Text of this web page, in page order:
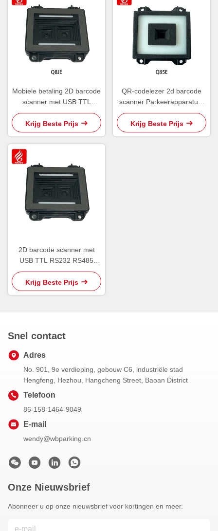
Mobiele betaling 2D barcode
scanner met USB TTL
RS232 RS485 interface
parkeerapparatuur
Krijg Beste Prijs
QR-codelezer 2d barcode
scanner Parkeerapparatuur
USB TTL RS232 RS485
Interface
Krijg Beste Prijs
2D barcode scanner met
USB TTL RS232 RS485
interface parkeerapparatuur
Krijg Beste Prijs
Snel contact
Adres
No. 901, 9e verdieping, gebouw C6, industriële stad
Hengfeng, Hezhou, Hangcheng Street, Baoan District
Telefoon
86-158-1464-9049
E-mail
wendy@wbparking.cn
Onze Nieuwsbrief
Abonneer u op onze nieuwsbrief voor kortingen en meer.